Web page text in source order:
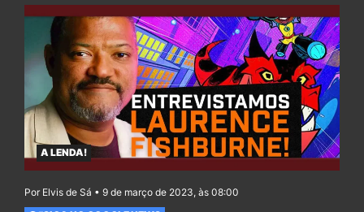
A LENDA!
Por Elvis de Sá • 9 de março de 2023, às 08:00